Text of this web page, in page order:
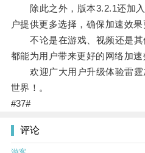
除此之外，版本3.2.1还加入
户提供更多选择，确保加速效果
不论是在游戏、视频还是其
都能为用户带来更好的网络加速
欢迎广大用户升级体验雷霆
世界！。
#37#
评论